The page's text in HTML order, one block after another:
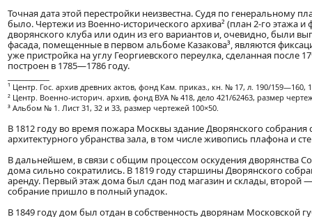
Точная дата этой перестройки неизвестна. Судя по генеральному
было. Чертежи из Военно-исторического архива² (план 2-го этажа
дворянского клуба или один из его вариантов и, очевидно, были
фасада, помещенные в первом альбоме Казакова³, являются
уже пристройка на углу Георгиевского переулка, сделанная после
построен в 1785—1786 году.
¹ Центр. Гос. архив древних актов, фонд Кам. приказ., кн. № 17, л. 190/159—160,
² Центр. Военно-историч. архив, фонд ВУА № 418, дело 421/62463, размер
³ Альбом № 1. Лист 31, 32 и 33, размер чертежей 100×50.
В 1812 году во время пожара Москвы здание Дворянского
архитектурного убранства зала, в том числе живопись плафона и
В дальнейшем, в связи с общим процессом оскудения дворянства
дома сильно сократились. В 1819 году старшины Дворянского
аренду. Первый этаж дома был сдан под магазин и склады, второй
собрание пришло в полный упадок.
В 1849 году дом был отдан в собственность дворянам Московской